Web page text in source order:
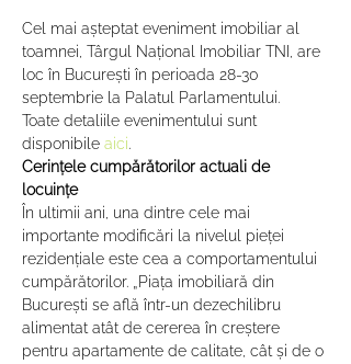
Cel mai așteptat eveniment imobiliar al
toamnei, Târgul Național Imobiliar TNI, are
loc în București în perioada 28-30
septembrie la Palatul Parlamentului.
Toate detaliile evenimentului sunt
disponibile aici.
Cerințele cumpărătorilor actuali de
locuințe
În ultimii ani, una dintre cele mai
importante modificări la nivelul pieței
rezidențiale este cea a comportamentului
cumpărătorilor. „Piața imobiliară din
București se află într-un dezechilibru
alimentat atât de cererea în creștere
pentru apartamente de calitate, cât și de o